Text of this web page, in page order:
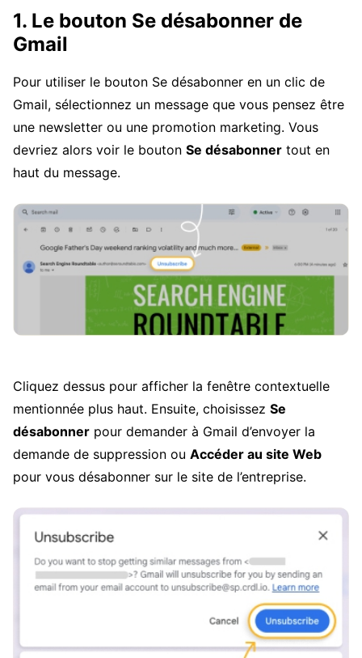
1. Le bouton Se désabonner de
Gmail
Pour utiliser le bouton Se désabonner en un clic de
Gmail, sélectionnez un message que vous pensez être
une newsletter ou une promotion marketing. Vous
devriez alors voir le bouton Se désabonner tout en
haut du message.
Cliquez dessus pour afficher la fenêtre contextuelle
mentionnée plus haut. Ensuite, choisissez Se
désabonner pour demander à Gmail d’envoyer la
demande de suppression ou Accéder au site Web
pour vous désabonner sur le site de l’entreprise.